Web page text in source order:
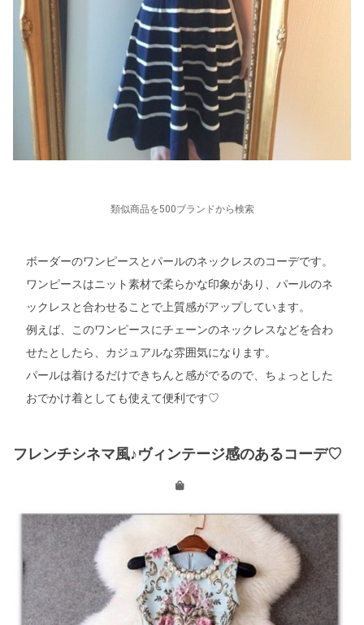
類似商品を500ブランドから検索
ボーダーのワンピースとパールのネックレスのコーデです。
ワンピースはニット素材で柔らかな印象があり、パールのネ
ックレスと合わせることで上質感がアップしています。
例えば、このワンピースにチェーンのネックレスなどを合わ
せたとしたら、カジュアルな雰囲気になります。
パールは着けるだけできちんと感がでるので、ちょっとした
おでかけ着としても使えて便利です♡
フレンチシネマ風♪ヴィンテージ感のあるコーデ♡